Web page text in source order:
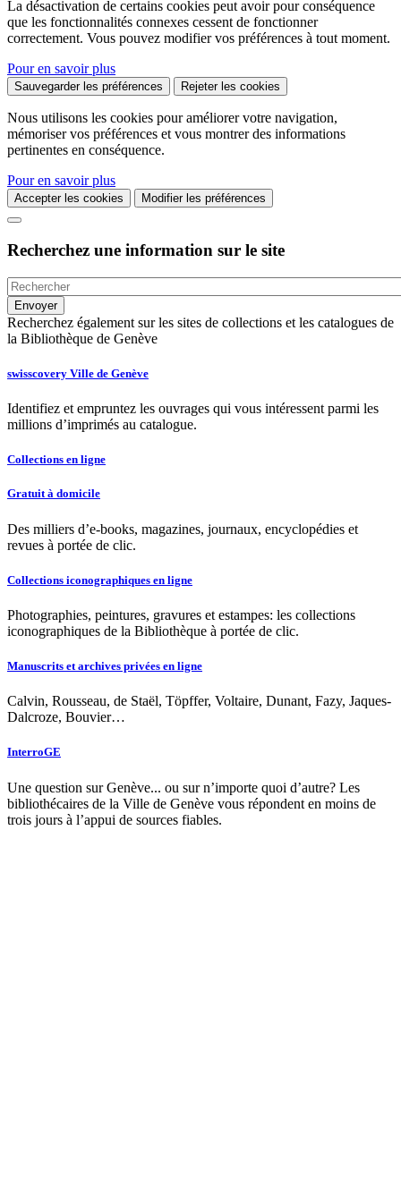
La désactivation de certains cookies peut avoir pour conséquence
que les fonctionnalités connexes cessent de fonctionner
correctement. Vous pouvez modifier vos préférences à tout moment.
Pour en savoir plus
Sauvegarder les préférences Rejeter les cookies
Nous utilisons les cookies pour améliorer votre navigation,
mémoriser vos préférences et vous montrer des informations
pertinentes en conséquence.
Pour en savoir plus
Accepter les cookies Modifier les préférences
Recherchez une information sur le site
Recherchez également sur les sites de collections et les catalogues de
la Bibliothèque de Genève
swisscovery Ville de Genève
Identifiez et empruntez les ouvrages qui vous intéressent parmi les
millions d’imprimés au catalogue.
Collections en ligne
Gratuit à domicile
Des milliers d’e-books, magazines, journaux, encyclopédies et
revues à portée de clic.
Collections iconographiques en ligne
Photographies, peintures, gravures et estampes: les collections
iconographiques de la Bibliothèque à portée de clic.
Manuscrits et archives privées en ligne
Calvin, Rousseau, de Staël, Töpffer, Voltaire, Dunant, Fazy, Jaques-
Dalcroze, Bouvier…
InterroGE
Une question sur Genève... ou sur n’importe quoi d’autre? Les
bibliothécaires de la Ville de Genève vous répondent en moins de
trois jours à l’appui de sources fiables.